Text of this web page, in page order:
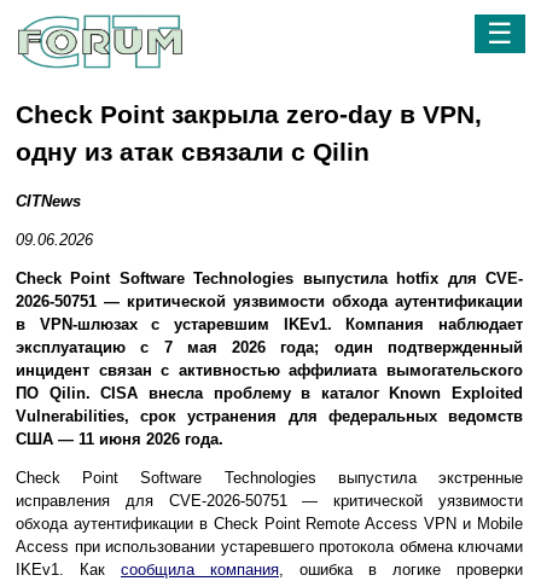
☰
Check Point закрыла zero-day в VPN,
одну из атак связали с Qilin
CITNews
09.06.2026
Check Point Software Technologies выпустила hotfix для CVE-
2026-50751 — критической уязвимости обхода аутентификации
в VPN-шлюзах с устаревшим IKEv1. Компания наблюдает
эксплуатацию с 7 мая 2026 года; один подтвержденный
инцидент связан с активностью аффилиата вымогательского
ПО Qilin. CISA внесла проблему в каталог Known Exploited
Vulnerabilities, срок устранения для федеральных ведомств
США — 11 июня 2026 года.
Check Point Software Technologies выпустила экстренные
исправления для CVE-2026-50751 — критической уязвимости
обхода аутентификации в Check Point Remote Access VPN и Mobile
Access при использовании устаревшего протокола обмена ключами
IKEv1. Как сообщила компания , ошибка в логике проверки